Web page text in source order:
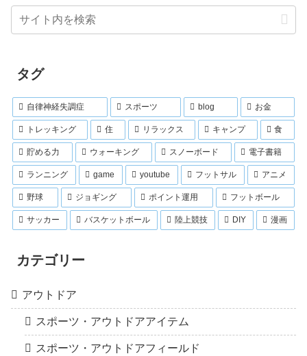
タグ
自律神経失調症 スポーツ blog お金
トレッキング 住 リラックス キャンプ 食
貯める力 ウォーキング スノーボード 電子書籍
ランニング game youtube フットサル アニメ
野球 ジョギング ポイント運用 フットボール
サッカー バスケットボール 陸上競技 DIY 漫画
カテゴリー
アウトドア
スポーツ・アウトドアアイテム
スポーツ・アウトドアフィールド